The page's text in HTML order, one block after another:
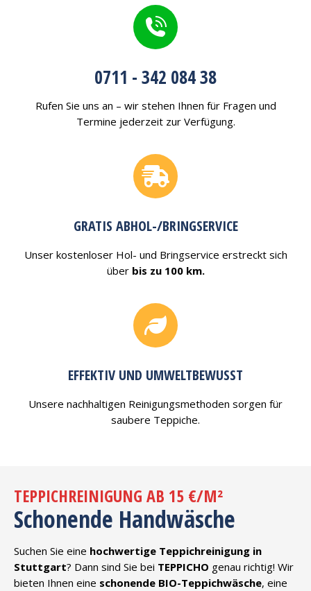
0711 - 342 084 38
Rufen Sie uns an – wir stehen Ihnen für Fragen und
Termine jederzeit zur Verfügung.
GRATIS ABHOL-/BRINGSERVICE
Unser kostenloser Hol- und Bringservice erstreckt sich
über bis zu 100 km.
EFFEKTIV UND UMWELTBEWUSST
Unsere nachhaltigen Reinigungsmethoden sorgen für
saubere Teppiche.
TEPPICHREINIGUNG AB 15 €/M²
Schonende Handwäsche
Suchen Sie eine hochwertige Teppichreinigung in
Stuttgart? Dann sind Sie bei TEPPICHO genau richtig! Wir
bieten Ihnen eine schonende BIO-Teppichwäsche, eine